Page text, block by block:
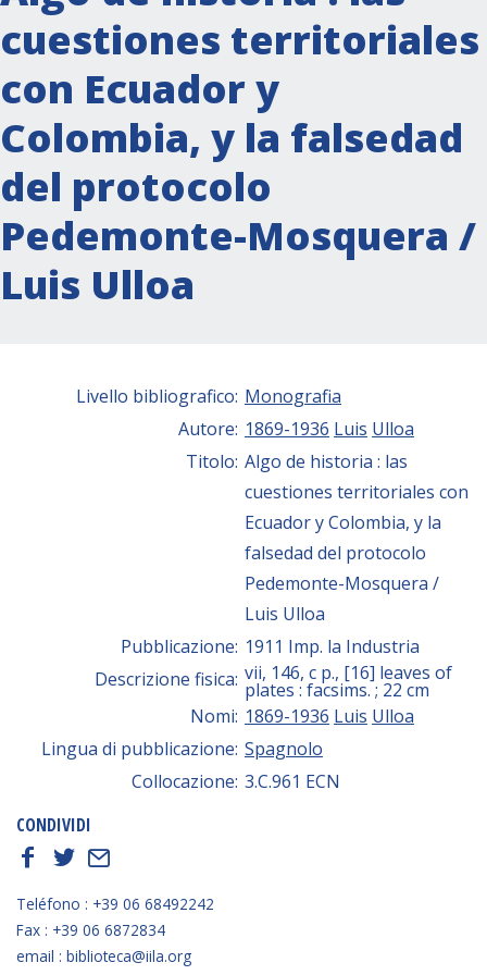
cuestiones territoriales
con Ecuador y
Colombia, y la falsedad
del protocolo
Pedemonte-Mosquera /
Luis Ulloa
Livello bibliografico: Monografia
Autore: 1869-1936 Luis Ulloa
Titolo: Algo de historia : las
cuestiones territoriales con
Ecuador y Colombia, y la
falsedad del protocolo
Pedemonte-Mosquera /
Luis Ulloa
Pubblicazione: 1911 Imp. la Industria
Descrizione fisica: vii, 146, c p., [16] leaves of
plates : facsims. ; 22 cm
Nomi: 1869-1936 Luis Ulloa
Lingua di pubblicazione: Spagnolo
Collocazione: 3.C.961 ECN
CONDIVIDI
f
t E
Teléfono : +39 06 68492242
Fax : +39 06 6872834
email : biblioteca@iila.org